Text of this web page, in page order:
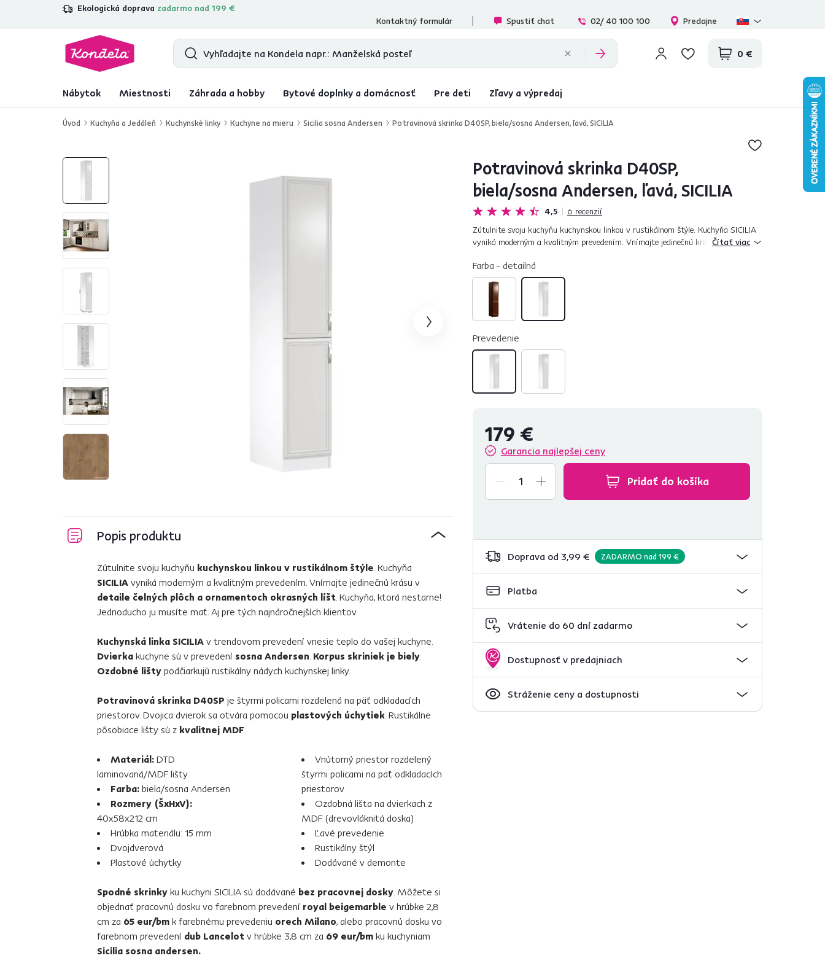
Ekologická doprava zadarmo nad 199 €
4,7 31 157overených produktových recenzií
Kontaktný formulár
Spustiť chat 02/ 40 100 100 Predajne
0 €
Nábytok Miestnosti Záhrada a hobby Bytové doplnky a domácnosť Pre deti Zľavy a výpredaj
Úvod Kuchyňa a Jedáleň Kuchynské linky Kuchyne na mieru Sicilia sosna Andersen Potravinová skrinka D40SP, biela/sosna Andersen, ľavá, SICILIA
Potravinová skrinka D40SP,
biela/sosna Andersen, ľavá, SICILIA
4,5 6 recenzií
Zútulnite svoju kuchyňu kuchynskou linkou v rustikálnom štýle. Kuchyňa SICILIA
vyniká moderným a kvalitným prevedením. Vnímajte jedinečnú krásu v detaile
Čítať viac
Farba - detailná
Prevedenie
179 €
Garancia najlepšej ceny
Pridať do košíka
Doprava od 3,99 € ZADARMO nad 199 €
Platba
Vrátenie do 60 dní zadarmo
Dostupnosť v predajniach
Stráženie ceny a dostupnosti
Popis produktu
Zútulnite svoju kuchyňu kuchynskou linkou v rustikálnom štýle . Kuchyňa
SICILIA vyniká moderným a kvalitným prevedením. Vnímajte jedinečnú krásu v
detaile čelných plôch a ornamentoch okrasných líšt . Kuchyňa, ktorá nestarne!
Jednoducho ju musíte mať. Aj pre tých najnáročnejších klientov.
Kuchynská linka SICILIA v trendovom prevedení vnesie teplo do vašej kuchyne.
Dvierka kuchyne sú v prevedení sosna Andersen Korpus skriniek je biely
Ozdobné lišty podčiarkujú rustikálny nádych kuchynskej linky.
Potravinová skrinka D40SP je štyrmi policami rozdelená na päť odkladacích
priestorov. Dvojica dvierok sa otvára pomocou plastových úchytiek . Rustikálne
pôsobiace lišty sú z kvalitnej MDF
Materiál: DTD
laminovaná/MDF lišty
Farba: biela/sosna Andersen
Rozmery (ŠxHxV):
40x58x212 cm
Hrúbka materiálu: 15 mm
Dvojdverová
Plastové úchytky
Vnútorný priestor rozdelený
štyrmi policami na päť odkladacích
priestorov
Ozdobná lišta na dvierkach z
MDF (drevovláknitá doska)
Ľavé prevedenie
Rustikálny štýl
Dodávané v demonte
Spodné skrinky ku kuchyni SICILIA sú dodávané bez pracovnej dosky . Môžete si
objednať pracovnú dosku vo farebnom prevedení royal beigemarble v hrúbke 2,8
cm za 65 eur/bm k farebnému prevedeniu orech Milano, alebo pracovnú dosku vo
farebnom prevedení dub Lancelot v hrúbke 3,8 cm za 69 eur/bm ku kuchyniam
Sicilia sosna andersen.